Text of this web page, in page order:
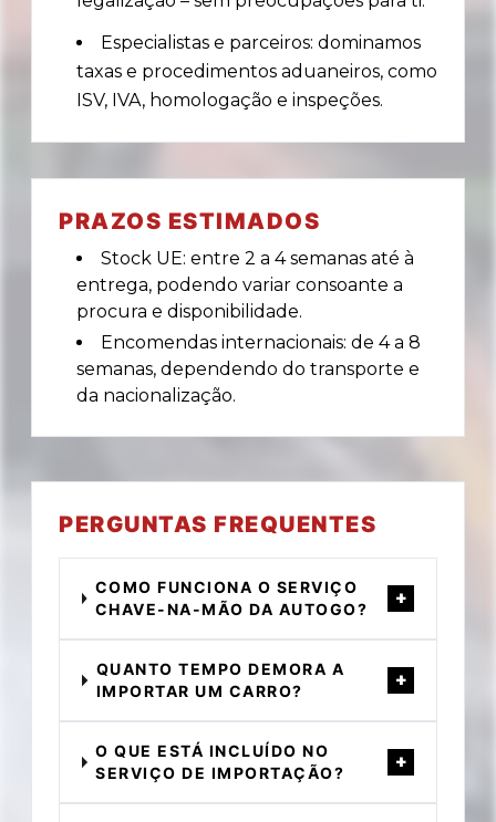
Especialistas e parceiros: dominamos
taxas e procedimentos aduaneiros, como
ISV, IVA, homologação e inspeções.
PRAZOS ESTIMADOS
Stock UE: entre 2 a 4 semanas até à
entrega, podendo variar consoante a
procura e disponibilidade.
Encomendas internacionais: de 4 a 8
semanas, dependendo do transporte e
da nacionalização.
PERGUNTAS FREQUENTES
COMO FUNCIONA O SERVIÇO
CHAVE-NA-MÃO DA AUTOGO?
+
QUANTO TEMPO DEMORA A
IMPORTAR UM CARRO?
+
O QUE ESTÁ INCLUÍDO NO
SERVIÇO DE IMPORTAÇÃO?
+